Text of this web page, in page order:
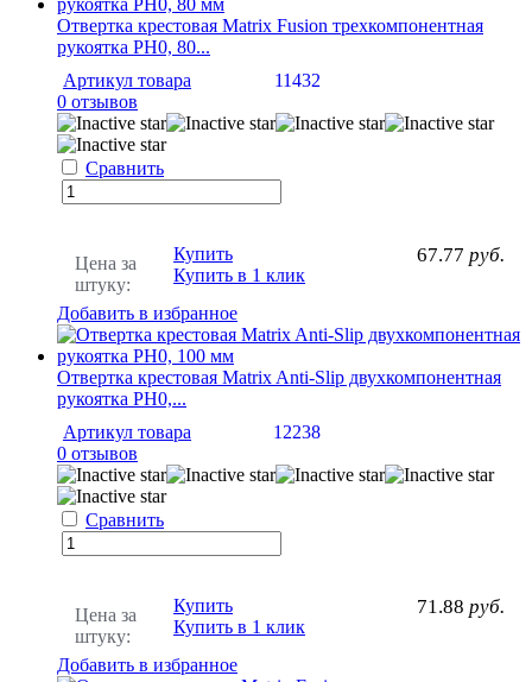
Отвертка крестовая Matrix Fusion трехкомпонентная
рукоятка PH0, 80...
Артикул товара
11432
0 отзывов
Сравнить
Цена за
штуку:
67.77 руб.
Купить
Купить в 1 клик
Добавить в избранное
Отвертка крестовая Matrix Anti-Slip двухкомпонентная
рукоятка PH0,...
Артикул товара
12238
0 отзывов
Сравнить
Цена за
штуку:
71.88 руб.
Купить
Купить в 1 клик
Добавить в избранное